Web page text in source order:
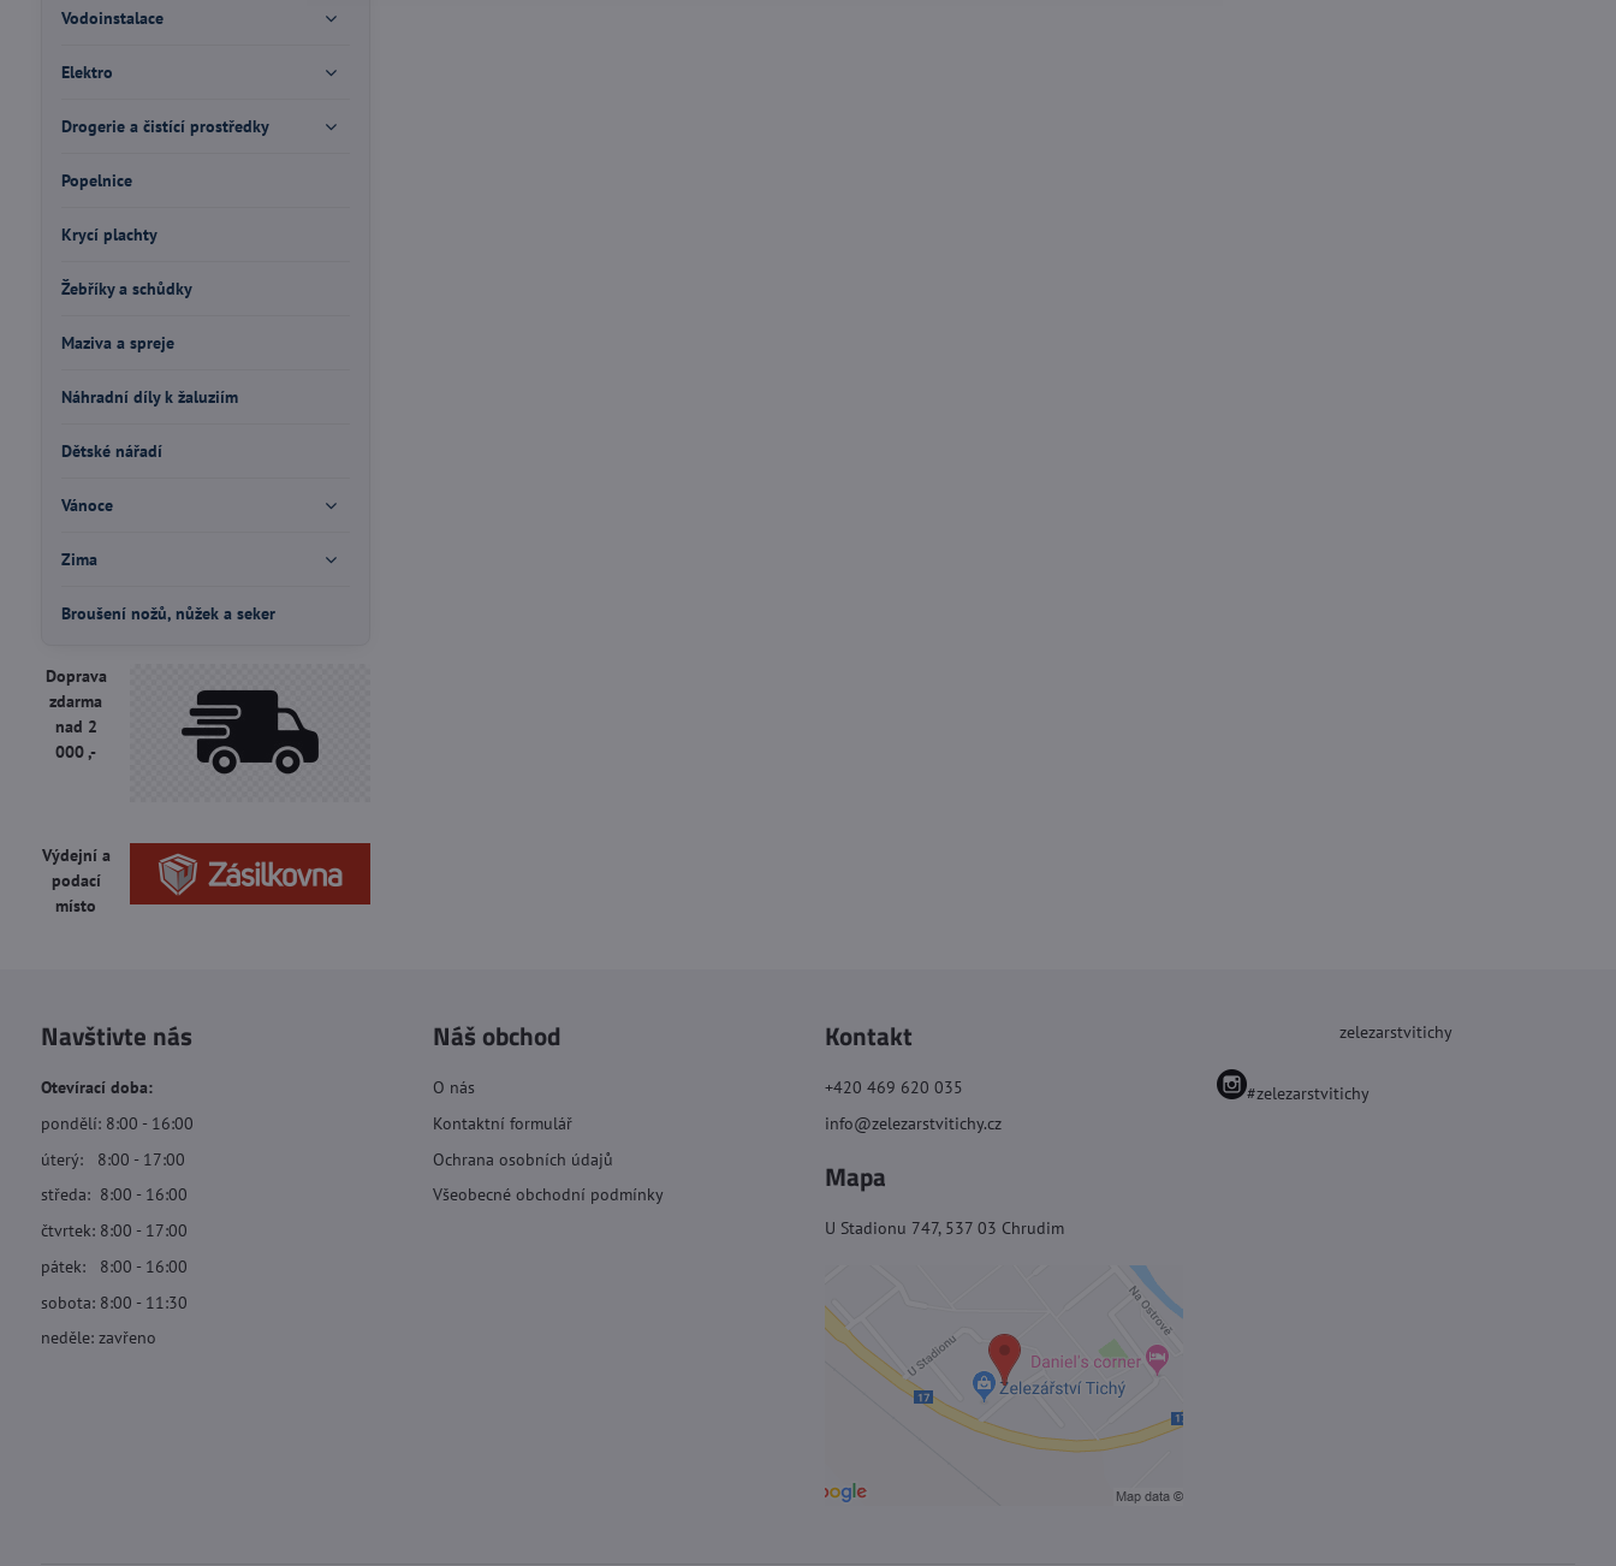
Vodoinstalace
Elektro
Drogerie a čistící prostředky
Popelnice
Krycí plachty
Žebříky a schůdky
Maziva a spreje
Náhradní díly k žaluziím
Dětské nářadí
Vánoce
Zima
Broušení nožů, nůžek a seker
Doprava
zdarma
nad 2
000 ,-
Výdejní a
podací
místo
Navštivte nás
Otevírací doba:
pondělí: 8:00 - 16:00
úterý: 8:00 - 17:00
středa: 8:00 - 16:00
čtvrtek: 8:00 - 17:00
pátek: 8:00 - 16:00
sobota: 8:00 - 11:30
neděle: zavřeno
Náš obchod
O nás
Kontaktní formulář
Ochrana osobních údajů
Všeobecné obchodní podmínky
Kontakt
+420 469 620 035
info@zelezarstvitichy.cz
Mapa
U Stadionu 747, 537 03 Chrudim
zelezarstvitichy
#zelezarstvitichy